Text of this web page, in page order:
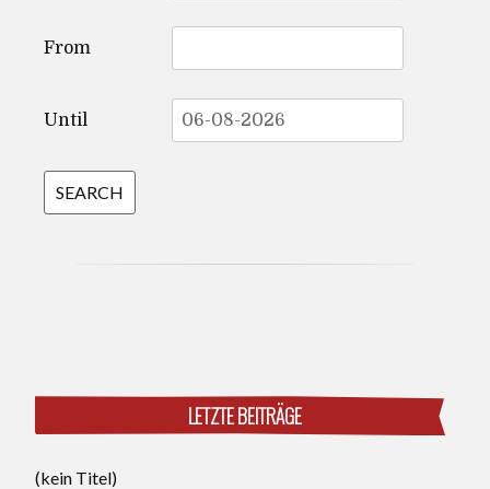
From
Until
LETZTE BEITRÄGE
(kein Titel)